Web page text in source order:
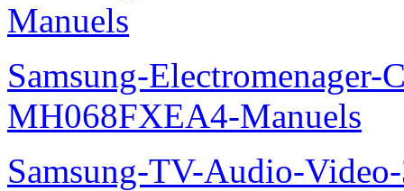
Manuels
Samsung-Electromenager-
MH068FXEA4-Manuels
Samsung-TV-Audio-